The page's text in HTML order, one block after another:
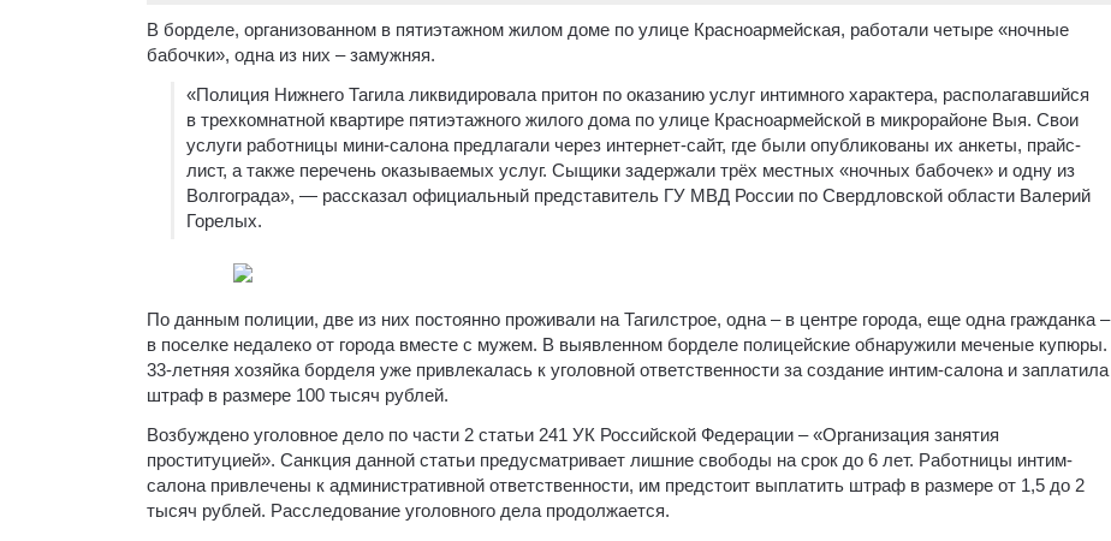
В борделе, организованном в пятиэтажном жилом доме по улице Красноармейская, работали четыре «ночные
бабочки», одна из них – замужняя.
«Полиция Нижнего Тагила ликвидировала притон по оказанию услуг интимного характера, располагавшийся
в трехкомнатной квартире пятиэтажного жилого дома по улице Красноармейской в микрорайоне Выя. Свои
услуги работницы мини-салона предлагали через интернет-сайт, где были опубликованы их анкеты, прайс-
лист, а также перечень оказываемых услуг. Сыщики задержали трёх местных «ночных бабочек» и одну из
Волгограда», — рассказал официальный представитель ГУ МВД России по Свердловской области Валерий
Горелых.
По данным полиции, две из них постоянно проживали на Тагилстрое, одна – в центре города, еще одна гражданка –
в поселке недалеко от города вместе с мужем. В выявленном борделе полицейские обнаружили меченые купюры.
33-летняя хозяйка борделя уже привлекалась к уголовной ответственности за создание интим-салона и заплатила
штраф в размере 100 тысяч рублей.
Возбуждено уголовное дело по части 2 статьи 241 УК Российской Федерации – «Организация занятия
проституцией». Санкция данной статьи предусматривает лишние свободы на срок до 6 лет. Работницы интим-
салона привлечены к административной ответственности, им предстоит выплатить штраф в размере от 1,5 до 2
тысяч рублей. Расследование уголовного дела продолжается.